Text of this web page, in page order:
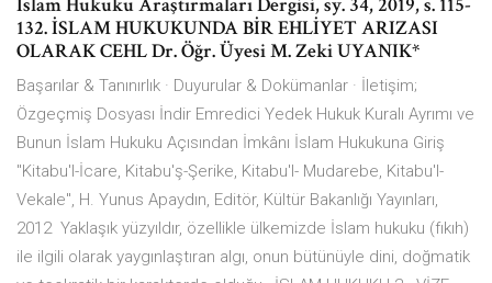
İslam Hukuku Araştırmaları Dergisi, sy. 34, 2019, s. 115-
132. İSLAM HUKUKUNDA BİR EHLİYET ARIZASI
OLARAK CEHL Dr. Öğr. Üyesi M. Zeki UYANIK*
Başarılar & Tanınırlık · Duyurular & Dokümanlar · İletişim;
Özgeçmiş Dosyası İndir Emredici Yedek Hukuk Kuralı Ayrımı ve
Bunun İslam Hukuku Açısından İmkânı İslam Hukukuna Giriş
"Kitabu'l-İcare, Kitabu'ş-Şerike, Kitabu'l- Mudarebe, Kitabu'l-
Vekale", H. Yunus Apaydın, Editör, Kültür Bakanlığı Yayınları,
2012 Yaklaşık yüzyıldır, özellikle ülkemizde İslam hukuku (fıkıh)
ile ilgili olarak yaygınlaştıran algı, onun bütünüyle dini, doğmatik